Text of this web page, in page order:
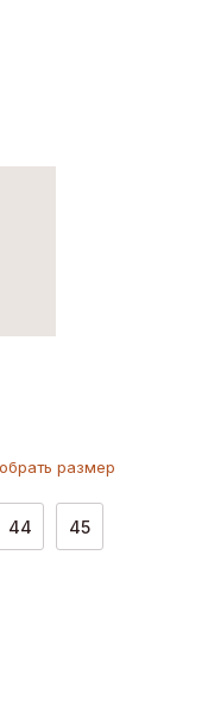
размер
44 45